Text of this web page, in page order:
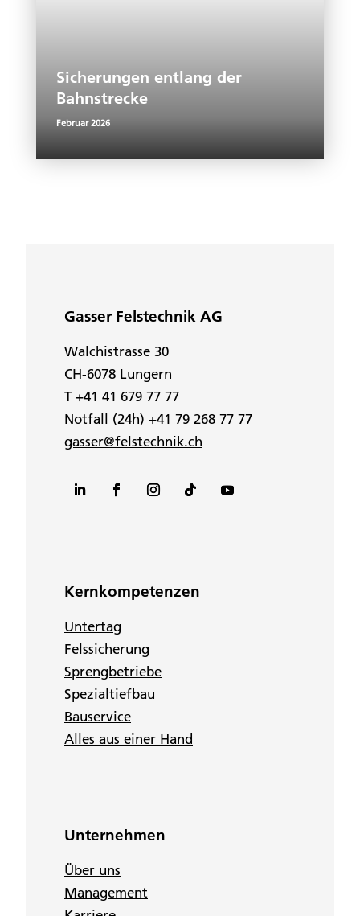
Sicherungen entlang der
Bahnstrecke
Februar 2026
Gasser Felstechnik AG
Walchistrasse 30
CH-6078 Lungern
T +41 41 679 77 77
Notfall (24h) +41 79 268 77 77
gasser@felstechnik.ch
Kernkompetenzen
Untertag
Felssicherung
Sprengbetriebe
Spezialtiefbau
Bauservice
Alles aus einer Hand
Unternehmen
Über uns
Management